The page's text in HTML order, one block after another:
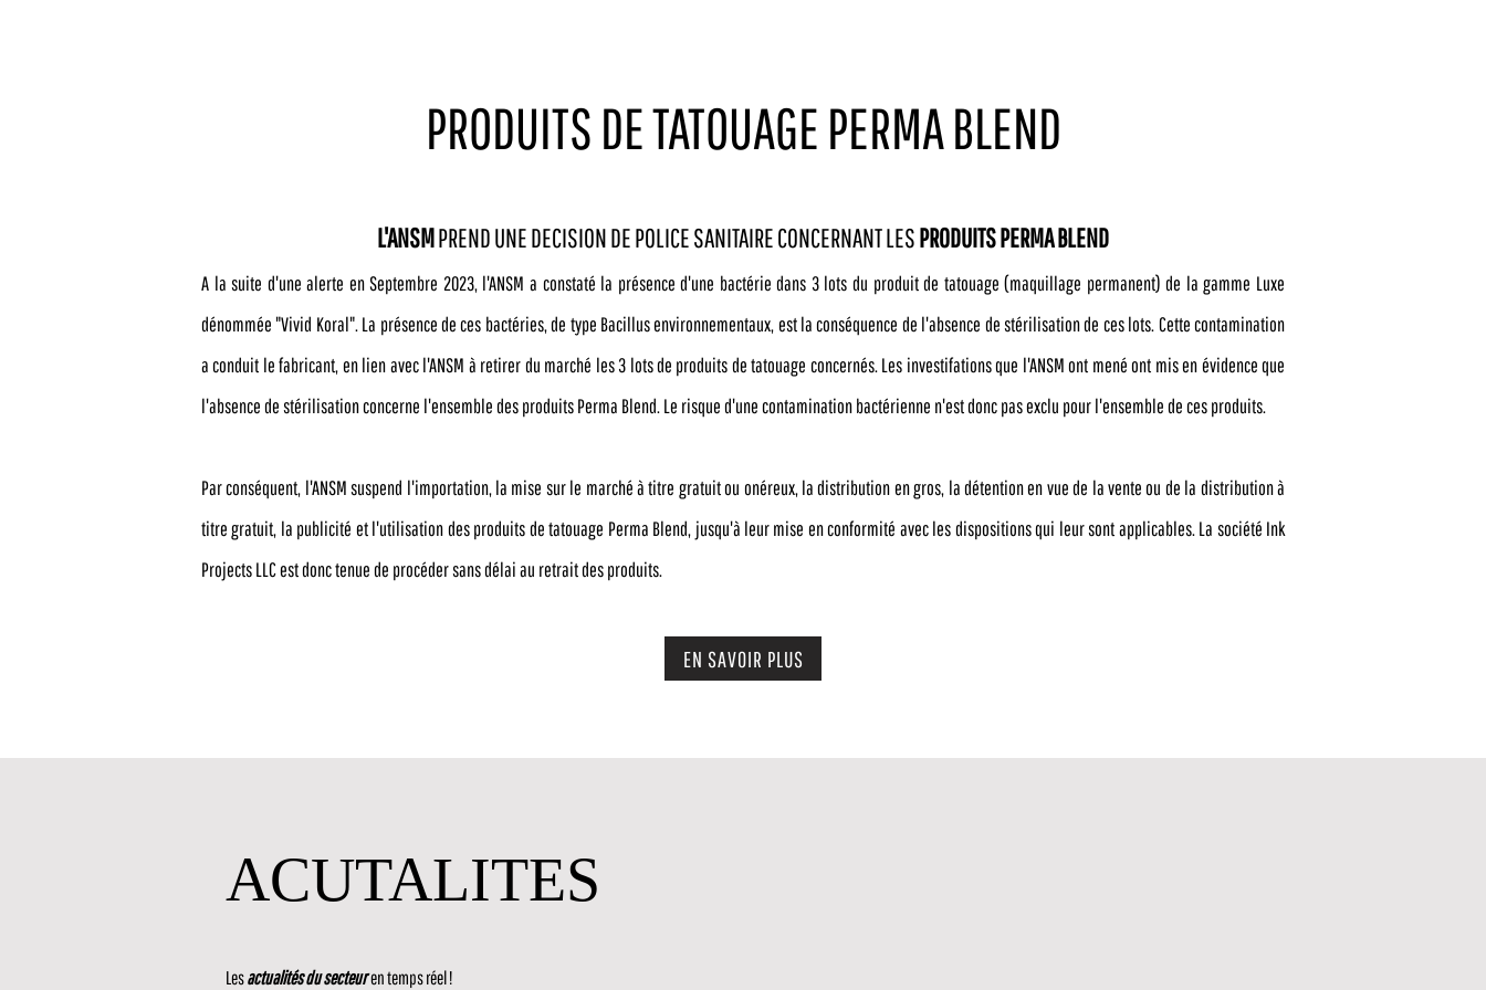
PRODUITS DE TATOUAGE PERMA BLEND
L'ANSMPREND UNE DECISION DE POLICE SANITAIRE CONCERNANT LESPRODUITS PERMA BLEND
A la suite d'une alerte en Septembre 2023, l'ANSM a constaté la présence d'une bactérie dans 3 lots du produit de tatouage (maquillage permanent) de la gamme Luxe
dénommée "Vivid Koral". La présence de ces bactéries, de type Bacillus environnementaux, est la conséquence de l'absence de stérilisation de ces lots. Cette contamination
a conduit le fabricant, en lien avec l'ANSM à retirer du marché les 3 lots de produits de tatouage concernés. Les investifations que l'ANSM ont mené ont mis en évidence que
l'absence de stérilisation concerne l'ensemble des produits Perma Blend. Le risque d'une contamination bactérienne n'est donc pas exclu pour l'ensemble de ces produits.
Par conséquent, l'ANSM suspend l'importation, la mise sur le marché à titre gratuit ou onéreux, la distribution en gros, la détention en vue de la vente ou de la distribution à
titre gratuit, la publicité et l'utilisation des produits de tatouage Perma Blend, jusqu'à leur mise en conformité avec les dispositions qui leur sont applicables. La société Ink
Projects LLC est donc tenue de procéder sans délai au retrait des produits.
Commencer
EN SAVOIR PLUS
ACUTALITES
Lesactualités du secteuren temps réel !